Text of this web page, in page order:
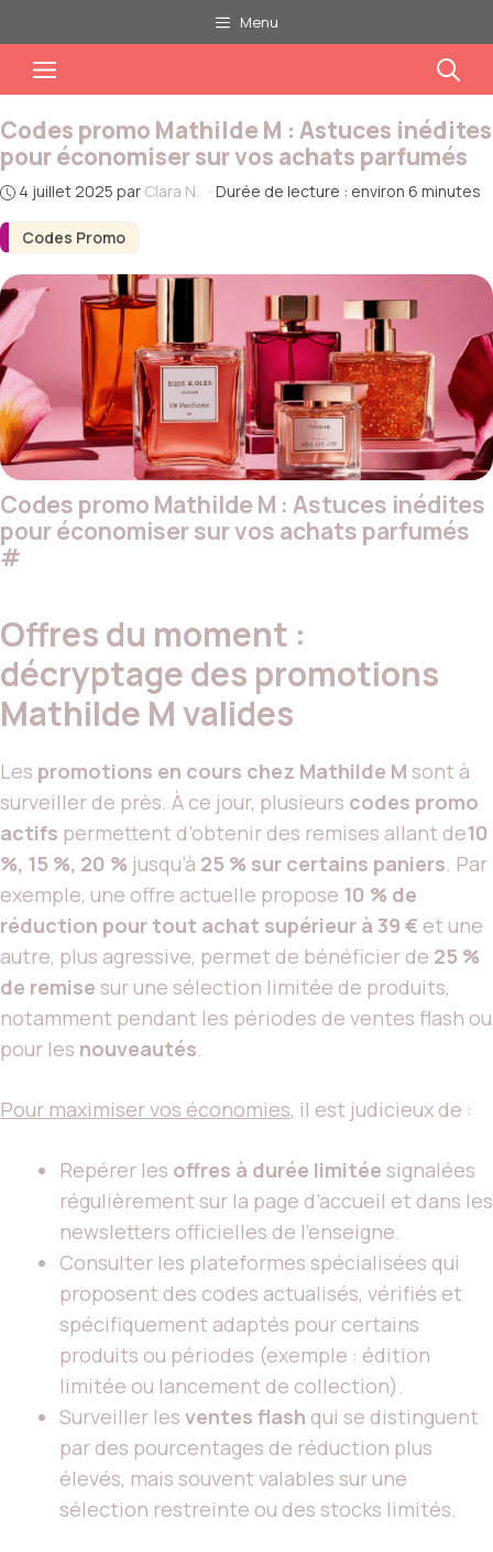
au
contenu
Menu
Menu
Codes Promo
Codes promo Mathilde M : Astuces inédites
pour économiser sur vos achats parfumés
4 juillet 2025 par Clara N. · Durée de lecture : environ 6 minutes
Codes promo Mathilde M : Astuces inédites
pour économiser sur vos achats parfumés
#
Offres du moment :
décryptage des promotions
Mathilde M valides
Les promotions en cours chez Mathilde M sont à
surveiller de près. À ce jour, plusieurs codes promo
actifs permettent d’obtenir des remises allant de10
%, 15 %, 20 % jusqu’à 25 % sur certains paniers . Par
exemple, une offre actuelle propose 10 % de
réduction pour tout achat supérieur à 39 € et une
autre, plus agressive, permet de bénéficier de 25 %
de remise sur une sélection limitée de produits,
notamment pendant les périodes de ventes flash ou
pour les nouveautés
Pour maximiser vos économies, il est judicieux de :
Repérer les offres à durée limitée signalées
régulièrement sur la page d’accueil et dans les
newsletters officielles de l’enseigne.
Consulter les plateformes spécialisées qui
proposent des codes actualisés, vérifiés et
spécifiquement adaptés pour certains
produits ou périodes (exemple : édition
limitée ou lancement de collection).
Surveiller les ventes flash qui se distinguent
par des pourcentages de réduction plus
élevés, mais souvent valables sur une
sélection restreinte ou des stocks limités.